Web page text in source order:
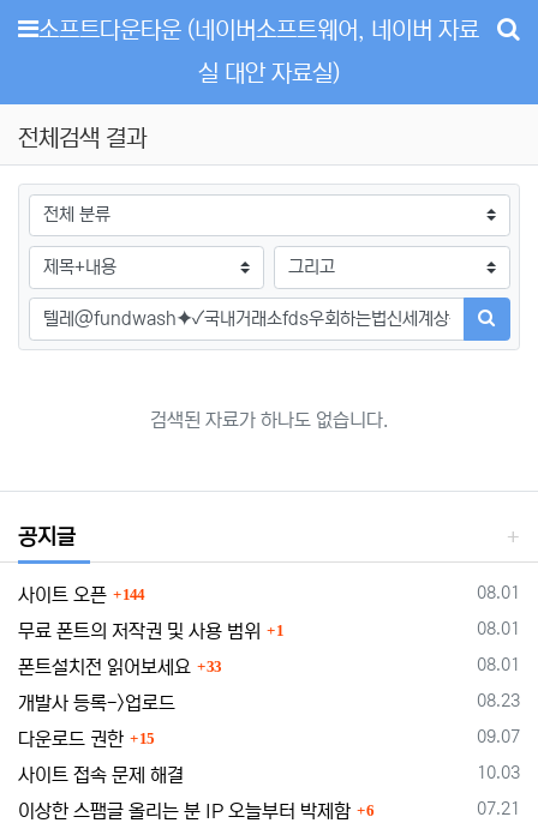
메뉴
소프트다운타운 (네이버소프트웨어, 네이버 자료
실 대안 자료실)
전체검색 결과
그룹
검색조건 검색방법
검색어
검색하
검색된 자료가 하나도 없습니다.
공지글
등록일
08.01
사이트 오픈 144
등록일
08.01
무료 폰트의 저작권 및 사용 범위 1
등록일
08.01
폰트설치전 읽어보세요 33
등록일
08.23
개발사 등록->업로드
등록일
09.07
다운로드 권한 15
등록일
10.03
사이트 접속 문제 해결
등록일
07.21
이상한 스팸글 올리는 분 IP 오늘부터 박제함 6